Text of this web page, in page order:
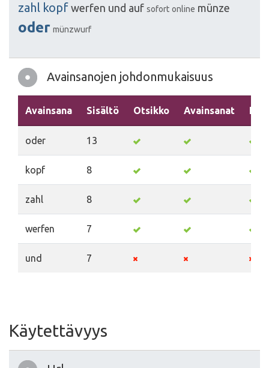
zahl kopf werfen und auf sofort online münze
oder münzwurf
Avainsanojen johdonmukaisuus
Avainsana Sisältö Otsikko Avainsanat
oder 13
kopf 8
zahl 8
werfen 7
und 7
Käytettävyys